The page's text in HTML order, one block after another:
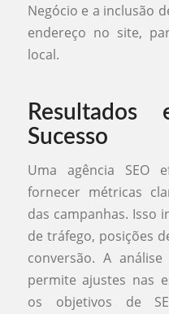
Negócio e a inclusão
endereço no site,
local.
Sucesso
Uma agência SEO
fornecer métricas
das campanhas. Isso
de tráfego, posições
conversão. A
permite ajustes nas
os objetivos de